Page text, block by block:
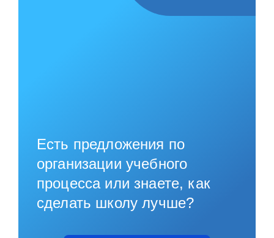
Есть предложения по
организации учебного
процесса или знаете, как
сделать школу лучше?